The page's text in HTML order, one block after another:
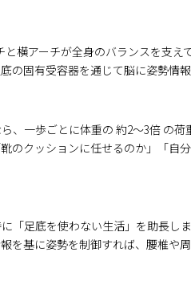
横アーチが全身のバランスを支
固有受容器を通じて脳に姿勢情報
、一歩ごとに体重の 約2〜3倍 の
のクッションに任せるのか」「自
足底を使わない生活」を助長し
を基に姿勢を制御すれば、腰椎や